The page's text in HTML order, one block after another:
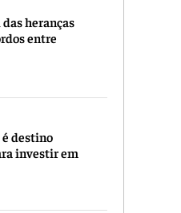
heranças
entre
destino
investir em